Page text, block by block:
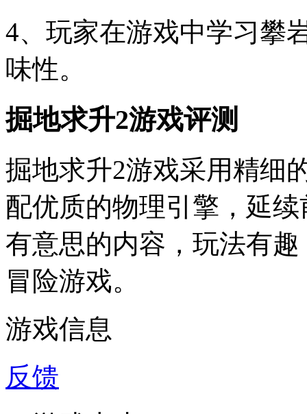
4、玩家在游戏中学习攀
味性。
掘地求升2游戏评测
掘地求升2游戏采用精细
配优质的物理引擎，延
有意思的内容，玩法有
冒险游戏。
游戏信息
反馈